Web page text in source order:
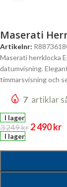
Maserati
Artikelnr:
Maserati herrklocka
datumvisning.
timmarsvisning och
7 artiklar
I lager
3 249kr 2 490kr
I lager